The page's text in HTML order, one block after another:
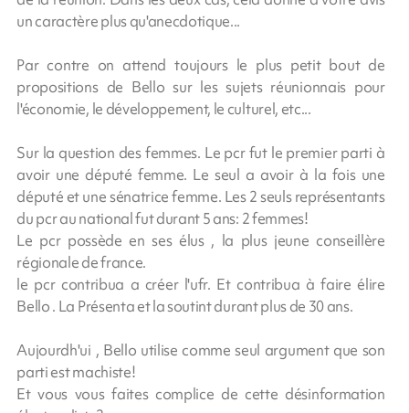
un caractère plus qu'anecdotique...
Par contre on attend toujours le plus petit bout de
propositions de Bello sur les sujets réunionnais pour
l'économie, le développement, le culturel, etc...
Sur la question des femmes. Le pcr fut le premier parti à
avoir une député femme. Le seul a avoir à la fois une
député et une sénatrice femme. Les 2 seuls représentants
du pcr au national fut durant 5 ans: 2 femmes!
Le pcr possède en ses élus , la plus jeune conseillère
régionale de france.
le pcr contribua a créer l'ufr. Et contribua à faire élire
Bello . La Présenta et la soutint durant plus de 30 ans.
Aujourdh'ui , Bello utilise comme seul argument que son
parti est machiste!
Et vous vous faites complice de cette désinformation